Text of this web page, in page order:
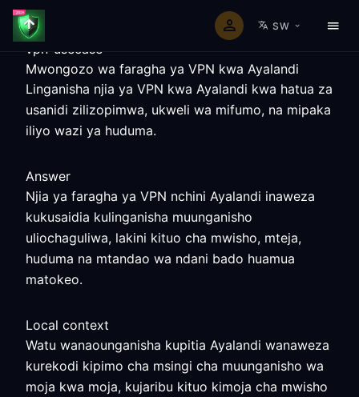
SW
vpn-usecase
Mwongozo wa faragha ya VPN kwa Ayalandi
Linganisha njia ya VPN kwa Ayalandi kwa hatua za
usanidi zilizopimwa, ukweli wa mifumo, na mipaka
iliyo wazi ya huduma.
Answer
Njia ya faragha ya VPN nchini Ayalandi inaweza
kukusaidia kulinganisha muunganisho
uliochaguliwa, lakini kituo cha mwisho, mteja,
huduma na mtandao wa ndani bado huamua
matokeo.
Local context
Watu wanaounganisha kupitia Ayalandi wanaweza
kurekodi kipimo cha msingi cha muunganisho wa
moja kwa moja, kujaribu kituo kimoja cha mwisho